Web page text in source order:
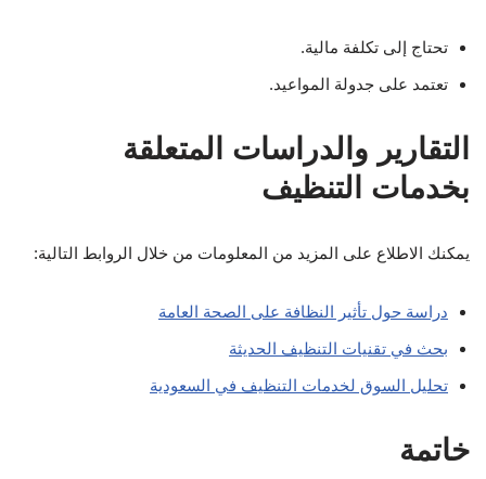
تحتاج إلى تكلفة مالية.
تعتمد على جدولة المواعيد.
التقارير والدراسات المتعلقة
بخدمات التنظيف
يمكنك الاطلاع على المزيد من المعلومات من خلال الروابط التالية:
دراسة حول تأثير النظافة على الصحة العامة
بحث في تقنيات التنظيف الحديثة
تحليل السوق لخدمات التنظيف في السعودية
خاتمة